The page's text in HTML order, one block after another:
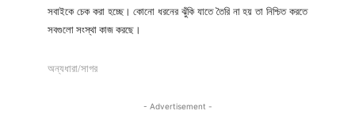
সবাইকে চেক করা হচ্ছে। কোনো ধরনের ঝুঁকি যাতে তৈরি না হয় তা নিশ্চিত করতে
সবগুলো সংস্থা কাজ করছে।
অন্যধারা/সাগর
- Advertisement -